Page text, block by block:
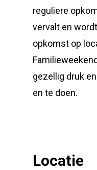
reguliere
vervalt en
opkomst op
gezellig druk
en te doen.
Locatie